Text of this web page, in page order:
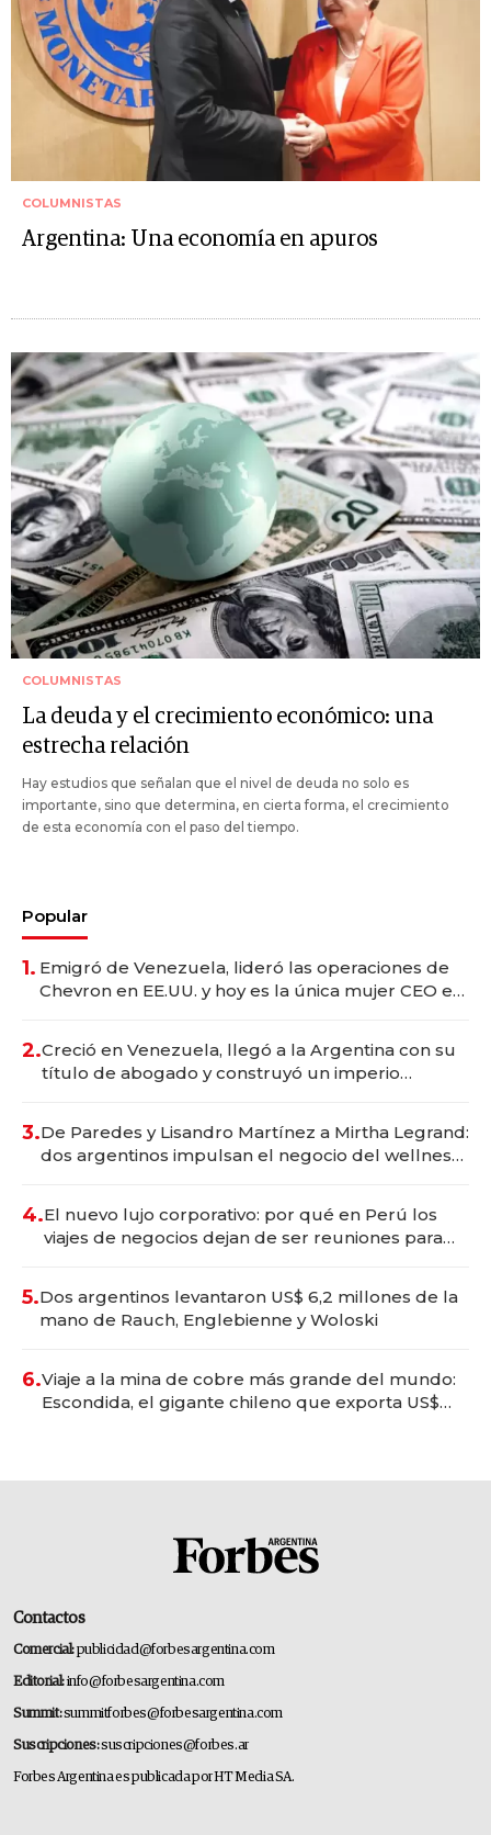
COLUMNISTAS
Argentina: Una economía en apuros
COLUMNISTAS
La deuda y el crecimiento económico: una
estrecha relación
Hay estudios que señalan que el nivel de deuda no solo es
importante, sino que determina, en cierta forma, el crecimiento
de esta economía con el paso del tiempo.
Popular
1. Emigró de Venezuela, lideró las operaciones de
Chevron en EE.UU. y hoy es la única mujer CEO en
2.Creció en Venezuela, llegó a la Argentina con su
título de abogado y construyó un imperio
3.De Paredes y Lisandro Martínez a Mirtha Legrand:
dos argentinos impulsan el negocio del wellness
4.El nuevo lujo corporativo: por qué en Perú los
viajes de negocios dejan de ser reuniones para
5.Dos argentinos levantaron US$ 6,2 millones de la
mano de Rauch, Englebienne y Woloski
6.Viaje a la mina de cobre más grande del mundo:
Escondida, el gigante chileno que exporta US$
Contactos
Comercial:publicidad@forbesargentina.com
Editorial:info@forbesargentina.com
Summit:summitforbes@forbesargentina.com
Suscripciones:suscripciones@forbes.ar
Forbes Argentina es publicada por HT Media SA.